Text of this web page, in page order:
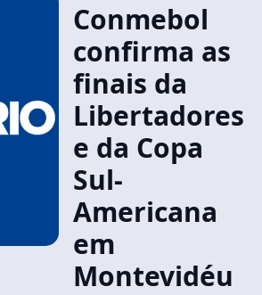
Conmebol
confirma as
finais da
Libertadores
e da Copa
Sul-
Americana
em
Montevidéu